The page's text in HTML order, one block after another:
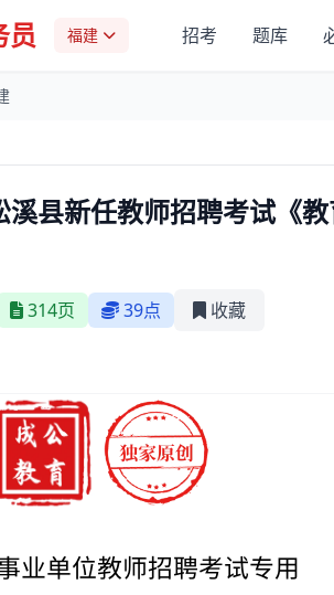
员 福建 招考 题库
溪县新任教师招聘考试《
314页 39点 收藏